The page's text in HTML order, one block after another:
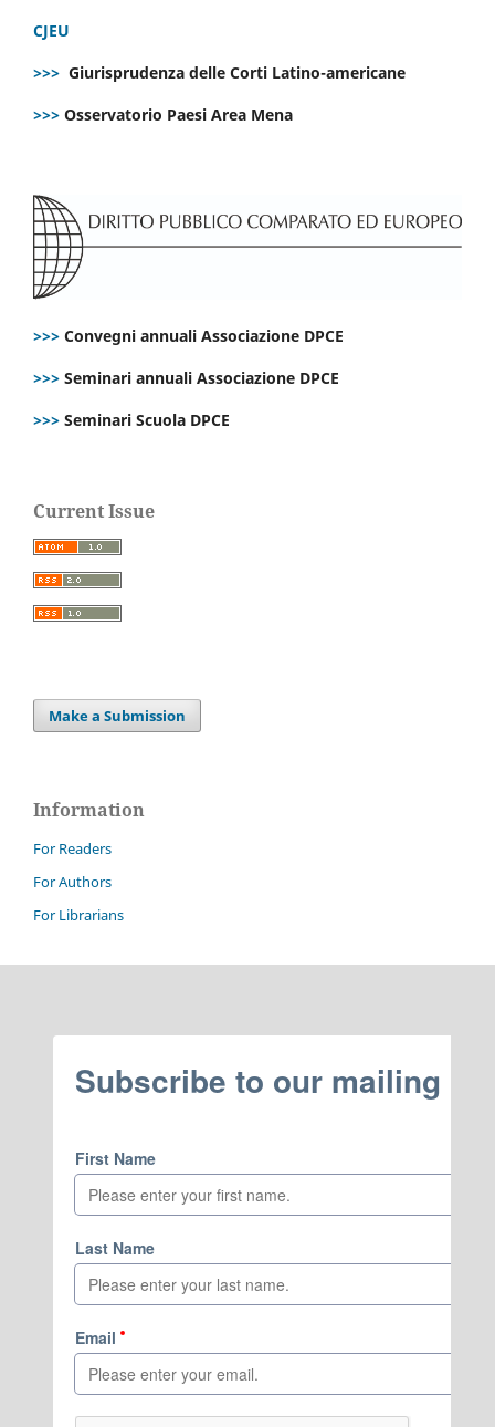
CJEU
>>> Giurisprudenza delle Corti Latino-americane
>>> Osservatorio Paesi Area Mena
>>> Convegni annuali Associazione DPCE
>>> Seminari annuali Associazione DPCE
>>> Seminari Scuola DPCE
Current Issue
Make a Submission
Information
For Readers
For Authors
For Librarians